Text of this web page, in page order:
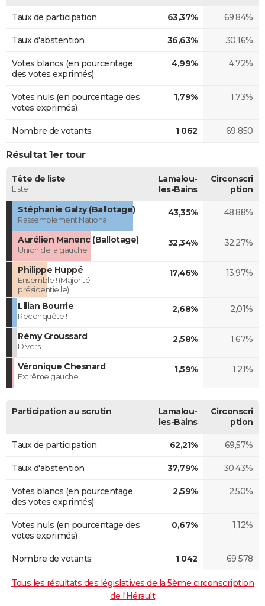
Taux de participation 63,37% 69,84%
Taux d'abstention 36,63% 30,16%
Votes blancs (en pourcentage
des votes exprimés)
4,99% 4,72%
Votes nuls (en pourcentage des
votes exprimés)
1,79% 1,73%
Nombre de votants 1 062 69 850
Résultat 1er tour
Tête de liste
Liste
Lamalou-
les-Bains
Circonscri
ption
Stéphanie Galzy (Ballotage)
Rassemblement National
43,35% 48,88%
Aurélien Manenc (Ballotage)
Union de la gauche
32,34% 32,27%
Philippe Huppé
Ensemble ! (Majorité
présidentielle)
17,46% 13,97%
Lilian Bourrie
Reconquête !
2,68% 2,01%
Rémy Groussard
Divers
2,58% 1,67%
Véronique Chesnard
Extrême gauche
1,59% 1,21%
Participation au scrutin
Lamalou-
les-Bains
Circonscri
ption
Taux de participation 62,21% 69,57%
Taux d'abstention 37,79% 30,43%
Votes blancs (en pourcentage
des votes exprimés)
2,59% 2,50%
Votes nuls (en pourcentage des
votes exprimés)
0,67% 1,12%
Nombre de votants 1 042 69 578
Tous les résultats des législatives de la 5ème circonscription
de l'Hérault